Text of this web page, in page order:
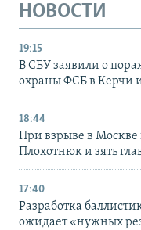
НОВОСТИ
19:15
В СБУ заявили о
охраны ФСБ в Керчи
18:44
При взрыве в
Плохотнюк и зять
17:40
Разработка
ожидает «нужных